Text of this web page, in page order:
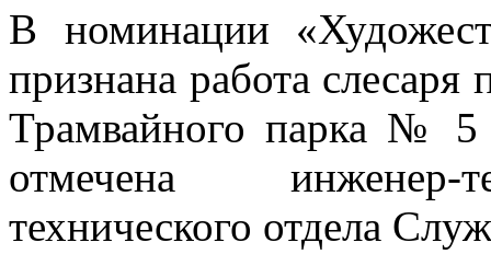
В номинации
признана работа
Трамвайного парка № 5
отмечена инженер-
технического отдела